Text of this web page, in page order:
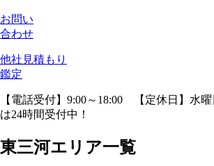
お問い
合わせ
他社見積もり
鑑定
【電話受付】9:00～18:00 【定休日】
は24時間受付中！
東三河エリア一覧